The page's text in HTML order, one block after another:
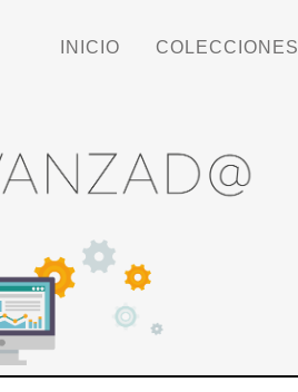
INICIO COLECCIONES